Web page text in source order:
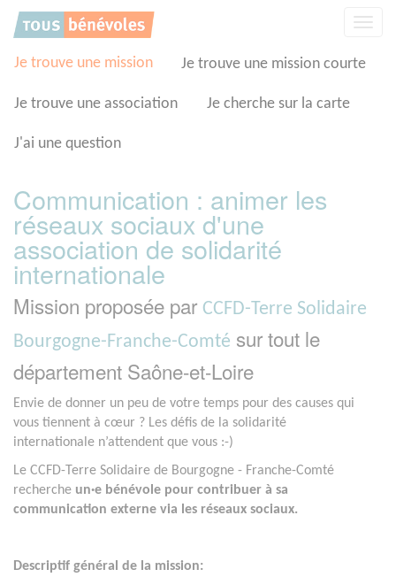
Je trouve une mission Je trouve une mission courte
Je trouve une association Je cherche sur la carte
J'ai une question
Communication : animer les
réseaux sociaux d'une
association de solidarité
internationale
Mission proposée par CCFD-Terre Solidaire
Bourgogne-Franche-Comté sur tout le
département Saône-et-Loire
Envie de donner un peu de votre temps pour des causes qui
vous tiennent à cœur ? Les défis de la solidarité
internationale n’attendent que vous :-)
Le CCFD-Terre Solidaire de Bourgogne - Franche-Comté
recherche un·e bénévole pour contribuer à sa
communication externe via les réseaux sociaux.
Descriptif général de la mission:
Panneau de gestion des cookies